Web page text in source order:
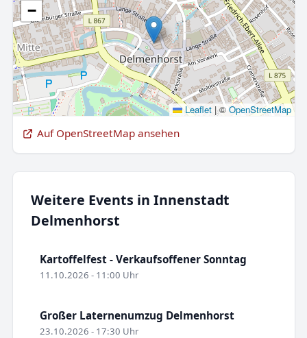
−
Leaflet |© OpenStreetMap
Auf OpenStreetMap ansehen
Weitere Events in Innenstadt
Delmenhorst
Kartoffelfest - Verkaufsoffener Sonntag
11.10.2026 - 11:00 Uhr
Großer Laternenumzug Delmenhorst
23.10.2026 - 17:30 Uhr